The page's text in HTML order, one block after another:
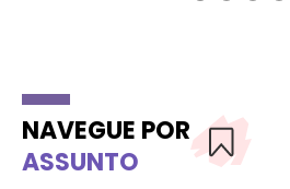
NAVEGUE POR
ASSUNTO